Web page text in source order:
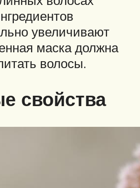
увеличивают
маска должна
волосы.
свойства